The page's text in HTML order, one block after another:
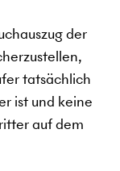
der
tatsächlich
ist und keine
auf dem